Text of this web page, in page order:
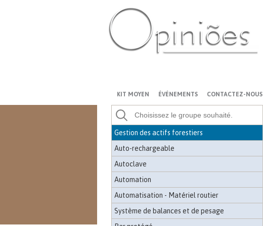
KIT MOYEN ÉVÉNEMENTS CONTACTEZ-NOUS
Analyse des sols et de l'eau
Analyse chimique environnementale
Râteau
Artefact en caoutchouc
Gestion des actifs forestiers
Auto-rechargeable
Autoclave
Automation
Automatisation - Matériel routier
Système de balances et de pesage